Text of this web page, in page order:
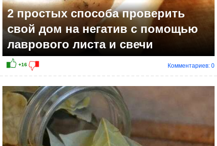
+23
2 простых способа проверить
свой дом на негатив с помощью
лаврового листа и свечи
Комментариев: 0